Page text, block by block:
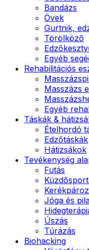
Bandázs
Övek
Gurtnik,
Törölköző
Egyéb
Rehabilitációs
Masszázs
Egyéb
Táskák &
Ételhordó
Edzőtáskák
Hátizsákok
Tevékenység
Futás
Jóga és
Úszás
Túrázás
Biohacking